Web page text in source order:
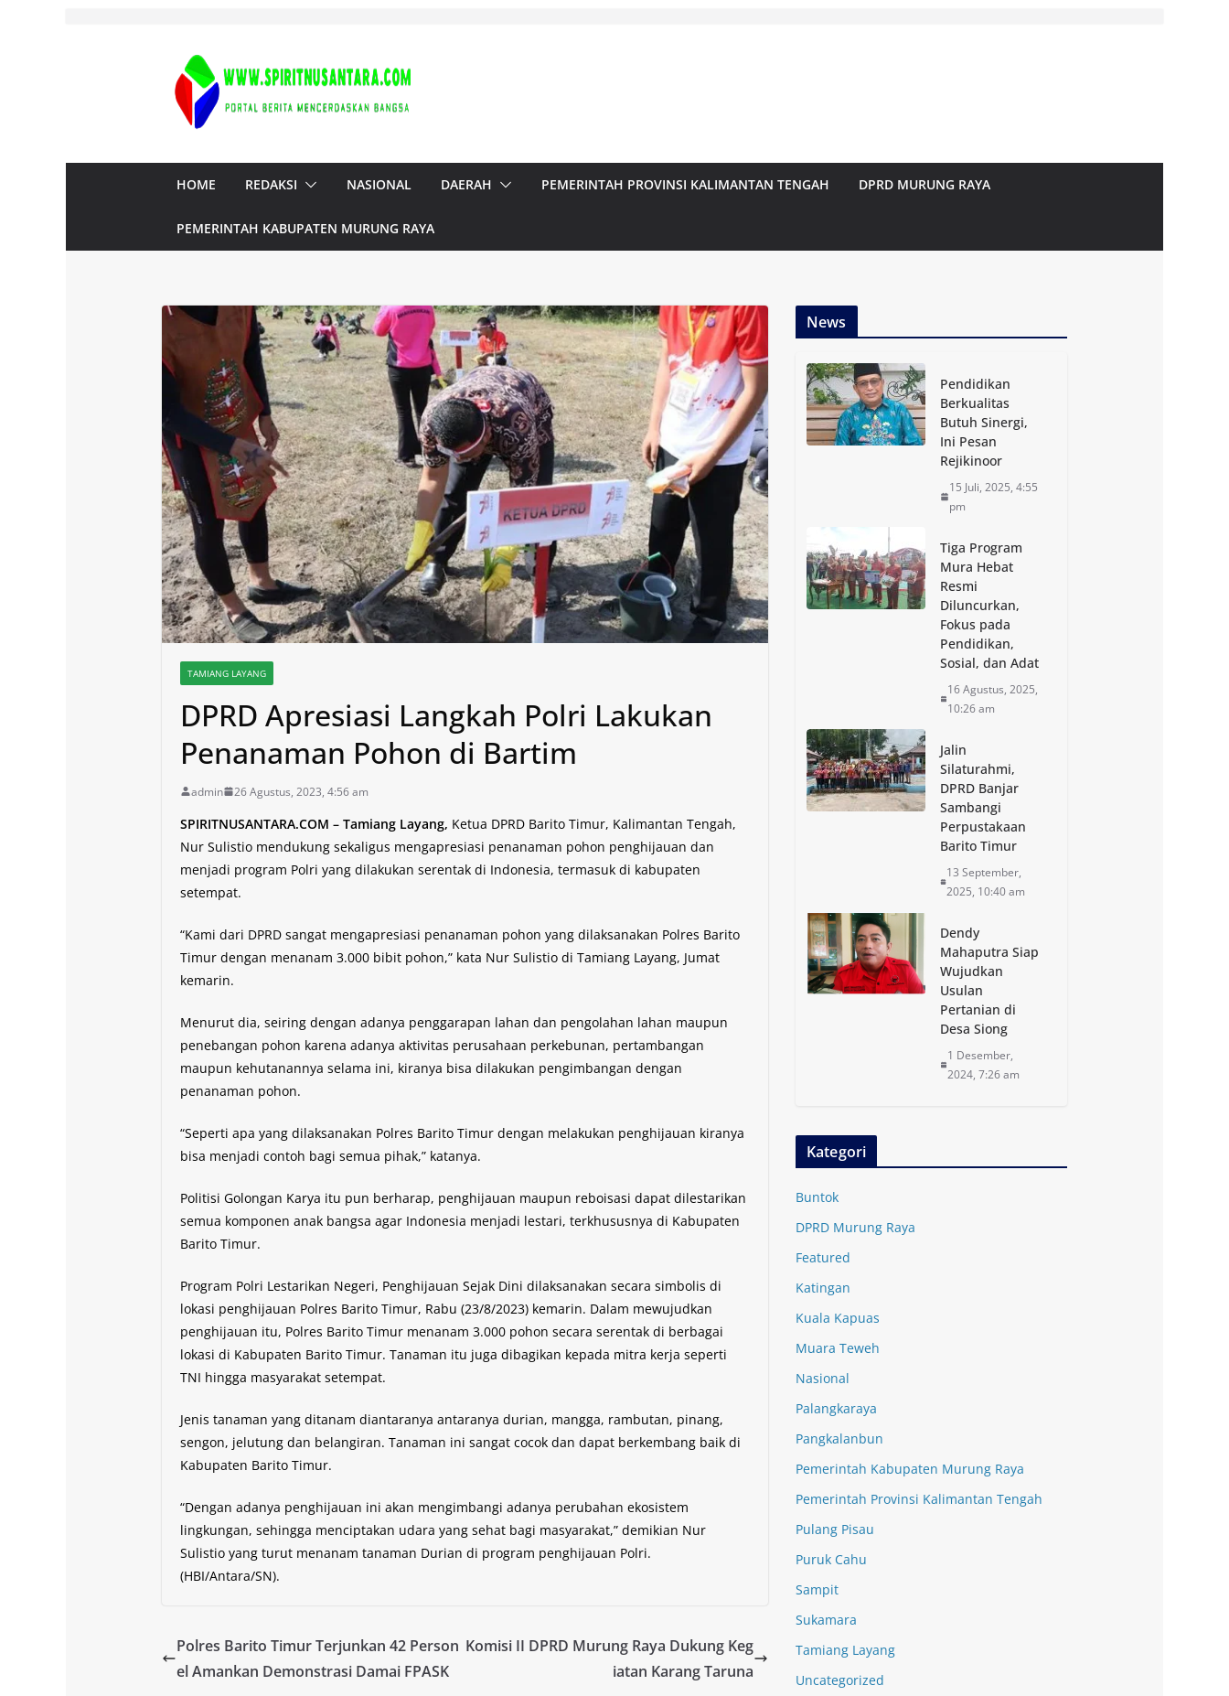
HOME REDAKSI NASIONAL DAERAH PEMERINTAH PROVINSI KALIMANTAN TENGAH DPRD MURUNG RAYA
PEMERINTAH KABUPATEN MURUNG RAYA
TAMIANG LAYANG
DPRD Apresiasi Langkah Polri Lakukan
Penanaman Pohon di Bartim
admin 26 Agustus, 2023, 4:56 am
SPIRITNUSANTARA.COM – Tamiang Layang, Ketua DPRD Barito Timur, Kalimantan Tengah,
Nur Sulistio mendukung sekaligus mengapresiasi penanaman pohon penghijauan dan
menjadi program Polri yang dilakukan serentak di Indonesia, termasuk di kabupaten
setempat.
“Kami dari DPRD sangat mengapresiasi penanaman pohon yang dilaksanakan Polres Barito
Timur dengan menanam 3.000 bibit pohon,” kata Nur Sulistio di Tamiang Layang, Jumat
kemarin.
Menurut dia, seiring dengan adanya penggarapan lahan dan pengolahan lahan maupun
penebangan pohon karena adanya aktivitas perusahaan perkebunan, pertambangan
maupun kehutanannya selama ini, kiranya bisa dilakukan pengimbangan dengan
penanaman pohon.
“Seperti apa yang dilaksanakan Polres Barito Timur dengan melakukan penghijauan kiranya
bisa menjadi contoh bagi semua pihak,” katanya.
Politisi Golongan Karya itu pun berharap, penghijauan maupun reboisasi dapat dilestarikan
semua komponen anak bangsa agar Indonesia menjadi lestari, terkhususnya di Kabupaten
Barito Timur.
Program Polri Lestarikan Negeri, Penghijauan Sejak Dini dilaksanakan secara simbolis di
lokasi penghijauan Polres Barito Timur, Rabu (23/8/2023) kemarin. Dalam mewujudkan
penghijauan itu, Polres Barito Timur menanam 3.000 pohon secara serentak di berbagai
lokasi di Kabupaten Barito Timur. Tanaman itu juga dibagikan kepada mitra kerja seperti
TNI hingga masyarakat setempat.
Jenis tanaman yang ditanam diantaranya antaranya durian, mangga, rambutan, pinang,
sengon, jelutung dan belangiran. Tanaman ini sangat cocok dan dapat berkembang baik di
Kabupaten Barito Timur.
“Dengan adanya penghijauan ini akan mengimbangi adanya perubahan ekosistem
lingkungan, sehingga menciptakan udara yang sehat bagi masyarakat,” demikian Nur
Sulistio yang turut menanam tanaman Durian di program penghijauan Polri.
(HBI/Antara/SN).
Polres Barito Timur Terjunkan 42 Person
el Amankan Demonstrasi Damai FPASK
Komisi II DPRD Murung Raya Dukung Keg
iatan Karang Taruna
News
Pendidikan
Berkualitas
Butuh Sinergi,
Ini Pesan
Rejikinoor
15 Juli, 2025, 4:55
pm
Tiga Program
Mura Hebat
Resmi
Diluncurkan,
Fokus pada
Pendidikan,
Sosial, dan Adat
16 Agustus, 2025,
10:26 am
Jalin
Silaturahmi,
DPRD Banjar
Sambangi
Perpustakaan
Barito Timur
13 September,
2025, 10:40 am
Dendy
Mahaputra Siap
Wujudkan
Usulan
Pertanian di
Desa Siong
1 Desember,
2024, 7:26 am
Kategori
Buntok
DPRD Murung Raya
Featured
Katingan
Kuala Kapuas
Muara Teweh
Nasional
Palangkaraya
Pangkalanbun
Pemerintah Kabupaten Murung Raya
Pemerintah Provinsi Kalimantan Tengah
Pulang Pisau
Puruk Cahu
Sampit
Sukamara
Tamiang Layang
Uncategorized